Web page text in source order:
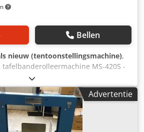
Bellen
nieuw (tentoonstellingsmachine),
tafelbanderolleermachine MS-420S -
voor onmiddellijk gebruik - Hoge
Dkodpshk I Hrefx Agtsr
kunnen worden
- Marketing met
Advertentie